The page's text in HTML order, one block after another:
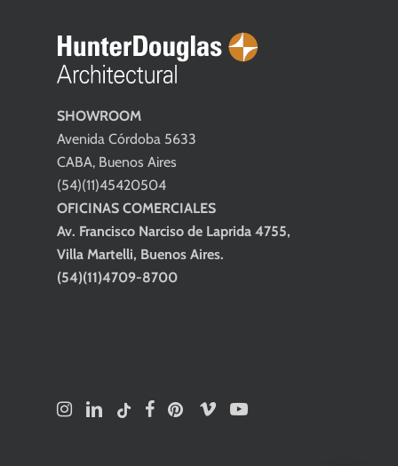
SHOWROOM
Avenida Córdoba 5633
CABA, Buenos Aires
(54)(11)45420504
OFICINAS COMERCIALES
Av. Francisco Narciso de Laprida 4755,
Villa Martelli, Buenos Aires.
(54)(11)4709-8700